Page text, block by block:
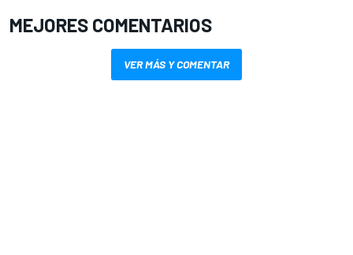
MEJORES COMENTARIOS
VER MÁS Y COMENTAR